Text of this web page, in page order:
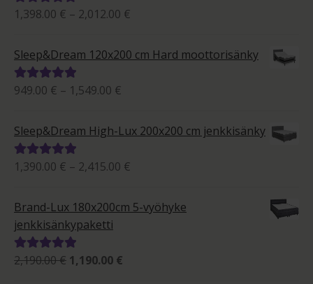
Arvostelu
5.00
/ 5
1,398.00 € – 2,012.00 €
-
Sleep&Dream 120x200 cm Hard moottorisänky
Arvostelu
5.00
/ 5
949.00 € – 1,549.00 €
Sleep&Dream High-Lux 200x200 cm jenkkisänky
Arvostelu
5.00
/ 5
1,390.00 € – 2,415.00 €
-
2,415.00 €
Brand-Lux 180x200cm 5-vyöhyke
jenkkisänkypaketti
Arvostelu
2,190.00€ Alkuperäinen
1,190.00 €